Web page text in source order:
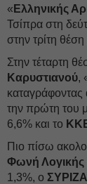
« Ελληνικής
Τσίπρα στη
στην τρίτη
Στην τέταρτη
Καρυστιανού,
καταγράφοντας
την πρώτη του
6,6% και το
Πιο πίσω
Φωνή Λογικής
1,3%, ο ΣΥΡΙΖΑ